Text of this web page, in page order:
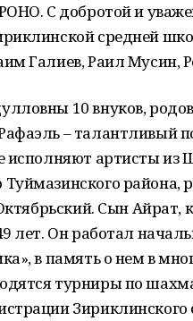
С добротой и
средней
Галиев, Раил Мусин,
10 внуков,
– талантливый
исполняют артисты из
Сын
лет. Он работал
в память о нем в
турниры по
Зириклинского